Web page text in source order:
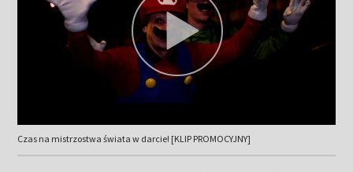
Czas na mistrzostwa świata w darcie! [KLIP PROMOCYJNY]